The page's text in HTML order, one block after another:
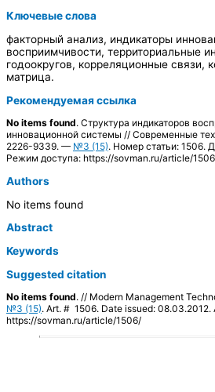
Ключевые слова
факторный анализ, индикаторы
восприимчивости, территориальные
годоокругов, корреляционные связи,
матрица.
Рекомендуемая ссылка
No items found. Структура индикаторов
инновационной системы // Современные
2226-9339. — №3 (15). Номер статьи: 1506.
Режим доступа: https://sovman.ru/article/
Authors
No items found
Abstract
Keywords
Suggested citation
No items found. // Modern Management
№3 (15). Art. # 1506. Date issued: 08.03.2012.
https://sovman.ru/article/1506/